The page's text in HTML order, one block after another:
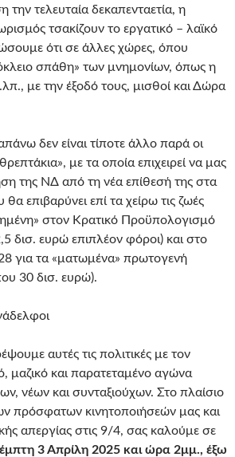
την τελευταία δεκαπενταετία, η
τσακίζουν το εργατικό – λαϊκό
ότι σε άλλες χώρες, όπου
σπάθη» των μνημονίων, όπως η
με την έξοδό τους, μισθοί και Δώρα
δεν είναι τίποτε άλλο παρά οι
με τα οποία επιχειρεί να μας
της ΝΔ από τη νέα επίθεσή της στα
επιβαρύνει επί τα χείρω τις ζωές
στον Κρατικό Προϋπολογισμό
δισ. ευρώ επιπλέον φόροι) και στο
για τα «ματωμένα» πρωτογενή
30 δισ. ευρώ).
αυτές τις πολιτικές με τον
μαζικό και παρατεταμένο αγώνα
νέων και συνταξιούχων. Στο πλαίσιο
πρόσφατων κινητοποιήσεών μας και
απεργίας στις 9/4, σας καλούμε σε
3 Απρίλη 2025 και ώρα 2μμ., έξω